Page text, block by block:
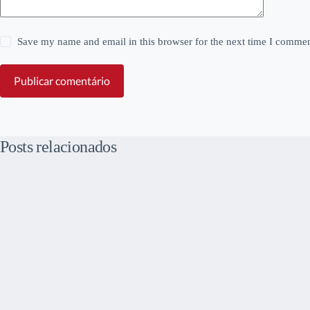
Save my name and email in this browser for the next time I
Publicar comentário
Posts relacionados